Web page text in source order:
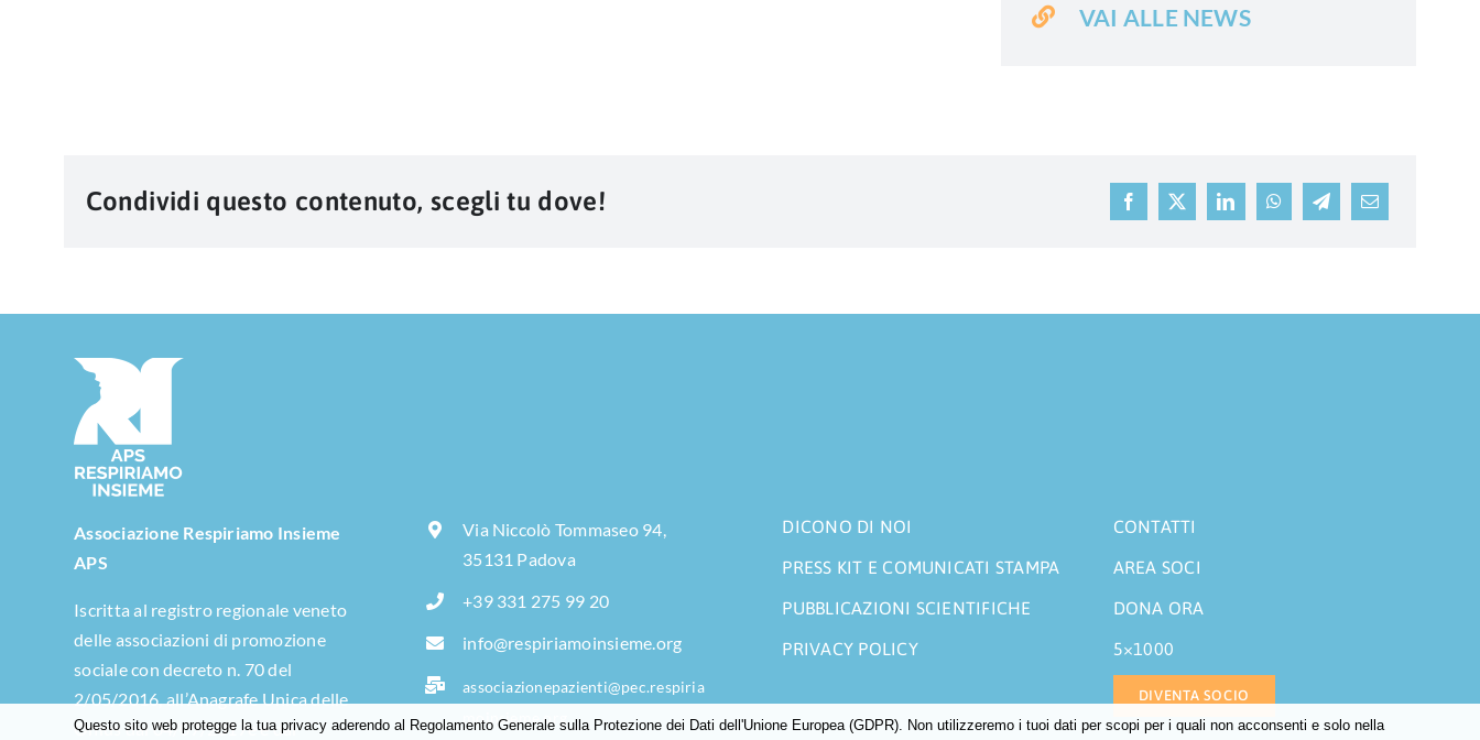
VAI ALLE NEWS
Condividi questo contenuto, scegli tu dove!
Associazione Respiriamo Insieme
APS
Iscritta al registro regionale veneto
delle associazioni di promozione
sociale con decreto n. 70 del
2/05/2016, all’Anagrafe Unica delle
Onlus dal 04/07/2017e e dal
Via Niccolò Tommaseo 94,
35131 Padova
+39 331 275 99 20
info@respiriamoinsieme.org
associazionepazienti@pec.respiria
moinsieme.org
DICONO DI NOI
PRESS KIT E COMUNICATI STAMPA
PUBBLICAZIONI SCIENTIFICHE
PRIVACY POLICY
CONTATTI
AREA SOCI
DONA ORA
5×1000
DIVENTA SOCIO
Questo sito web protegge la tua privacy aderendo al Regolamento Generale sulla Protezione dei Dati dell'Unione Europea (GDPR). Non utilizzeremo i tuoi dati per scopi per i quali non acconsenti e solo nella